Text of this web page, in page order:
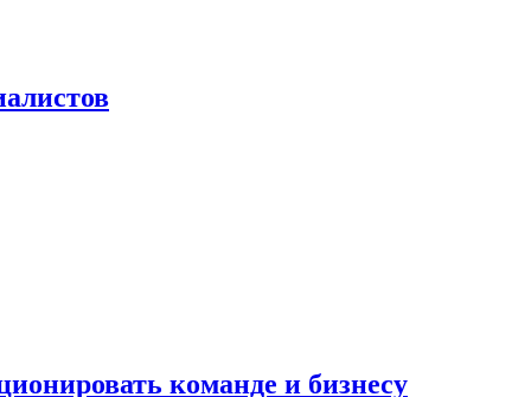
команде и бизнесу